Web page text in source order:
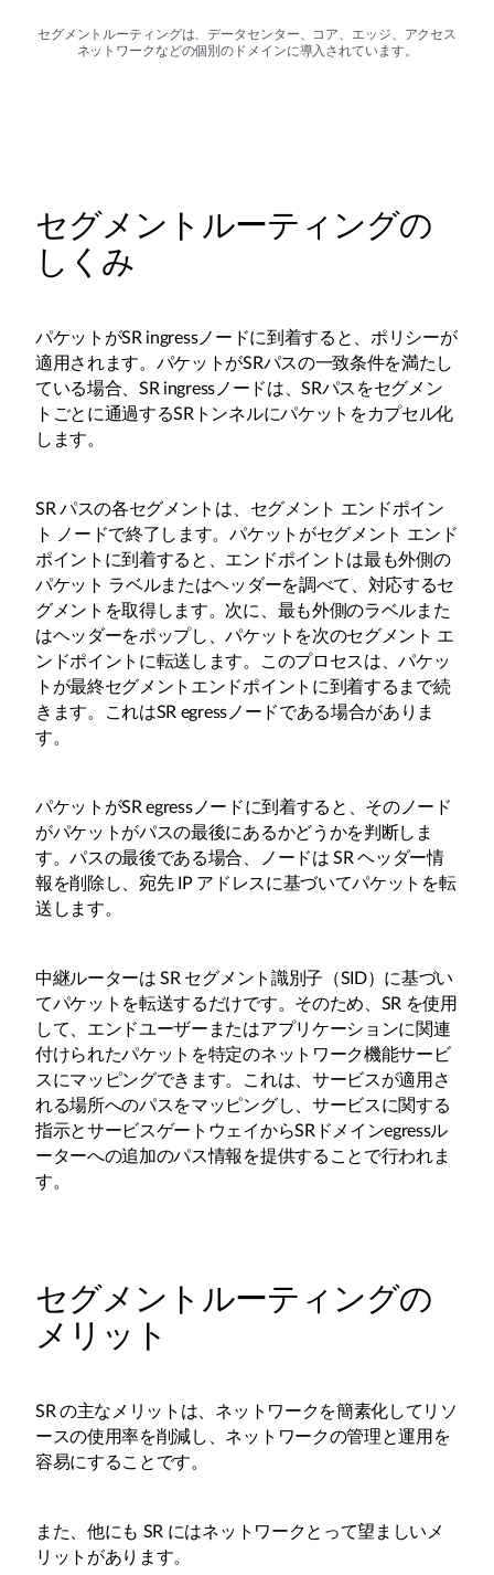
セグメントルーティングは、データセンター、コア、エッジ、アクセス
ネットワークなどの個別のドメインに導入されています。
セグメントルーティングの
しくみ
パケットがSR ingressノードに到着すると、ポリシーが
適用されます。パケットがSRパスの一致条件を満たし
ている場合、SR ingressノードは、SRパスをセグメン
トごとに通過するSRトンネルにパケットをカプセル化
します。
SR パスの各セグメントは、セグメント エンドポイン
ト ノードで終了します。パケットがセグメント エンド
ポイントに到着すると、エンドポイントは最も外側の
パケット ラベルまたはヘッダーを調べて、対応するセ
グメントを取得します。次に、最も外側のラベルまた
はヘッダーをポップし、パケットを次のセグメント エ
ンドポイントに転送します。このプロセスは、パケッ
トが最終セグメントエンドポイントに到着するまで続
きます。これはSR egressノードである場合がありま
す。
パケットがSR egressノードに到着すると、そのノード
がパケットがパスの最後にあるかどうかを判断しま
す。パスの最後である場合、ノードは SR ヘッダー情
報を削除し、宛先 IP アドレスに基づいてパケットを転
送します。
中継ルーターは SR セグメント識別子（SID）に基づい
てパケットを転送するだけです。そのため、SR を使用
して、エンドユーザーまたはアプリケーションに関連
付けられたパケットを特定のネットワーク機能サービ
スにマッピングできます。これは、サービスが適用さ
れる場所へのパスをマッピングし、サービスに関する
指示とサービスゲートウェイからSRドメインegressル
ーターへの追加のパス情報を提供することで行われま
す。
セグメントルーティングの
メリット
SR の主なメリットは、ネットワークを簡素化してリソ
ースの使用率を削減し、ネットワークの管理と運用を
容易にすることです。
また、他にも SR にはネットワークとって望ましいメ
リットがあります。